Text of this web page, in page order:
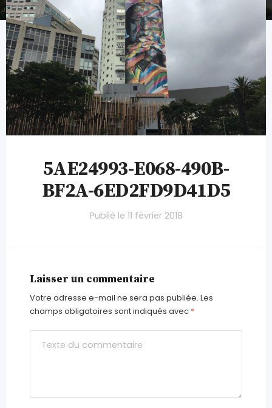
5AE24993-E068-490B-
BF2A-6ED2FD9D41D5
Publié le 11 février 2018
Laisser un commentaire
Votre adresse e-mail ne sera pas publiée. Les
champs obligatoires sont indiqués avec *